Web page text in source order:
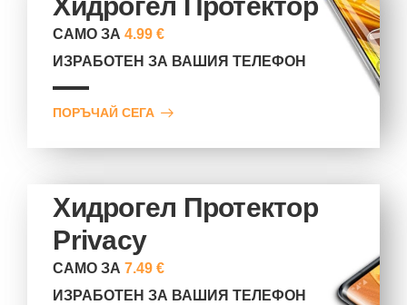
Хидрогел Протектор
САМО ЗА4.99 €
ИЗРАБОТЕН ЗА ВАШИЯ ТЕЛЕФОН
ПОРЪЧАЙ СЕГА
Хидрогел Протектор
Privacy
САМО ЗА7.49 €
ИЗРАБОТЕН ЗА ВАШИЯ ТЕЛЕФОН